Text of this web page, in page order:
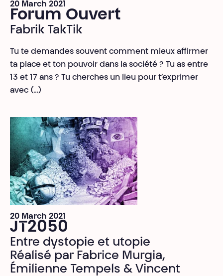
20 March 2021
Forum Ouvert
Fabrik TakTik
Tu te demandes souvent comment mieux affirmer
ta place et ton pouvoir dans la société ? Tu as entre
13 et 17 ans ? Tu cherches un lieu pour t’exprimer
avec (…)
20 March 2021
JT2050
Entre dystopie et utopie
Réalisé par Fabrice Murgia,
Émilienne Tempels & Vincent